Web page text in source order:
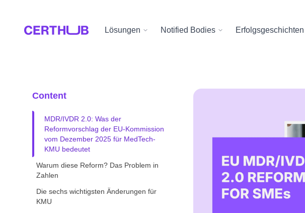
Lösungen Notified Bodies Erfolgsgeschichten
Content
MDR/IVDR 2.0: Was der
Reformvorschlag der EU-Kommission
vom Dezember 2025 für MedTech-
KMU bedeutet
Warum diese Reform? Das Problem in
Zahlen
Die sechs wichtigsten Änderungen für
KMU